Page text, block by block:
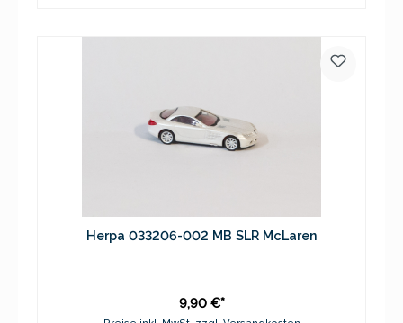
Herpa 033206-002 MB SLR McLaren
9,90 €*